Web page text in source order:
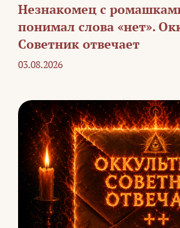
Незнакомец с
понимал слова «нет».
Советник отвечает
03.08.2026